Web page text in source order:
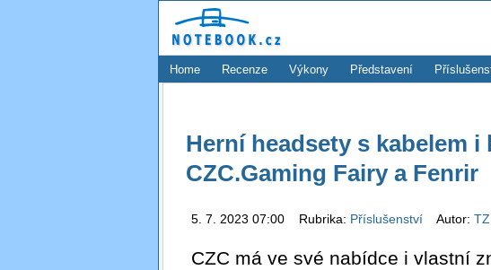
Home Recenze Výkony Představení
Herní headsety s kabelem i
CZC.Gaming Fairy a Fenrir
5. 7. 2023 07:00 Rubrika: Příslušenství Autor: TZ
CZC má ve své nabídce i vlastní